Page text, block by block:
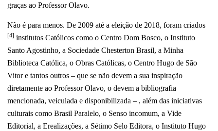
graças ao Professor Olavo.
Não é para menos. De 2009 até a eleição de 2018, foram criados
[4] institutos Católicos como o Centro Dom Bosco, o Instituto
Santo Agostinho, a Sociedade Chesterton Brasil, a Minha
Biblioteca Católica, o Obras Católicas, o Centro Hugo de São
Vitor e tantos outros – que se não devem a sua inspiração
diretamente ao Professor Olavo, o devem a bibliografia
mencionada, veiculada e disponibilizada – , além das iniciativas
culturais como Brasil Paralelo, o Senso incomum, a Vide
Editorial, a Erealizações, a Sétimo Selo Editora, o Instituto Hugo